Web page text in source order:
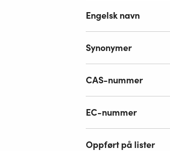
Engelsk navn
Synonymer
CAS-nummer
EC-nummer
Oppført på lister